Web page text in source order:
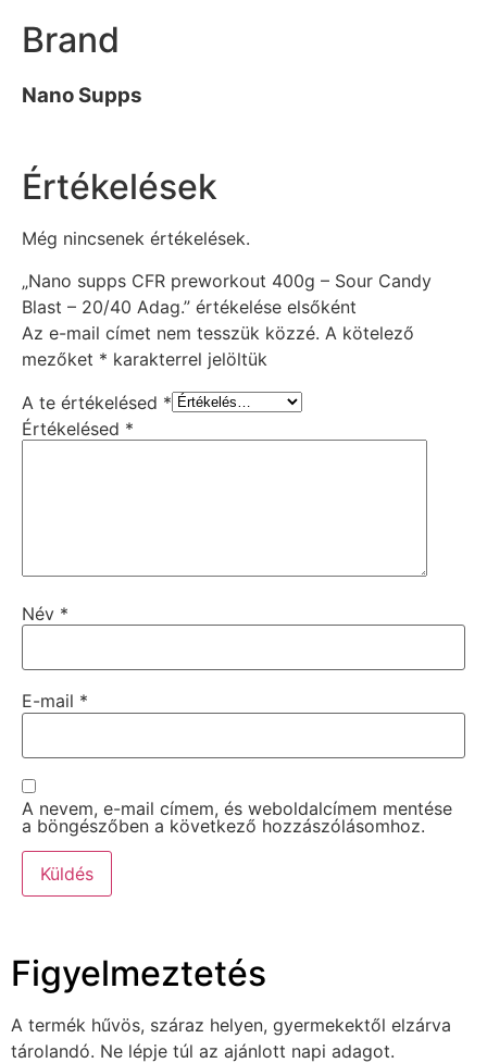
Brand
Nano Supps
Értékelések
Még nincsenek értékelések.
„Nano supps CFR preworkout 400g – Sour Candy
Blast – 20/40 Adag.” értékelése elsőként
Az e-mail címet nem tesszük közzé. A kötelező
mezőket * karakterrel jelöltük
A te értékelésed *
Értékelésed *
Név *
E-mail *
A nevem, e-mail címem, és weboldalcímem mentése
a böngészőben a következő hozzászólásomhoz.
Figyelmeztetés
A termék hűvös, száraz helyen, gyermekektől elzárva
tárolandó. Ne lépje túl az ajánlott napi adagot.